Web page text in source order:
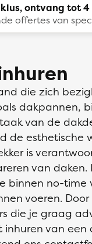
ontvang tot
offertes van
die zich
dakpannen,
van de
de esthetische
is
van daken.
binnen no-
voeren.
die je graag
van